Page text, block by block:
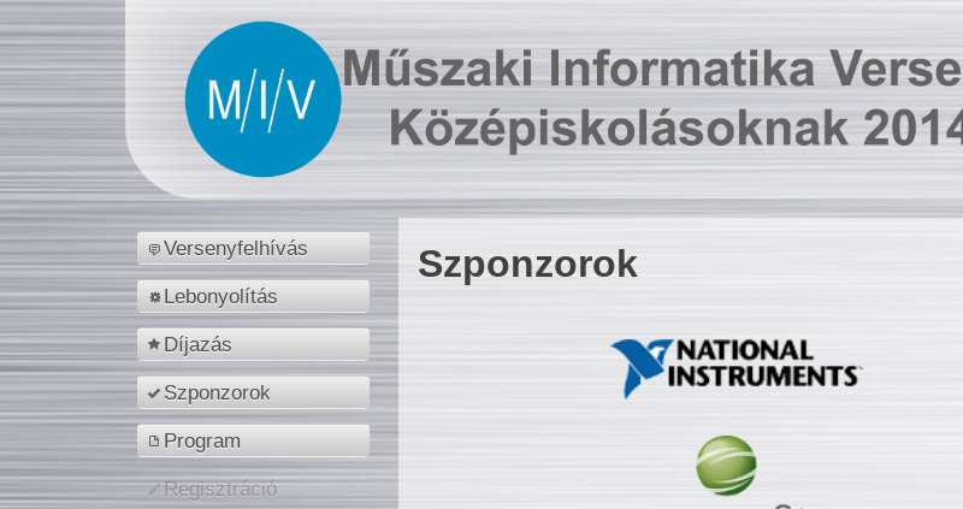
Versenyfelhívás
Lebonyolítás
Díjazás
Szponzorok
Program
Regisztráció
Szponzorok